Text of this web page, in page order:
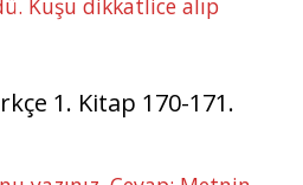
Kuşu dikkatlice alıp
1. Kitap 170-171.